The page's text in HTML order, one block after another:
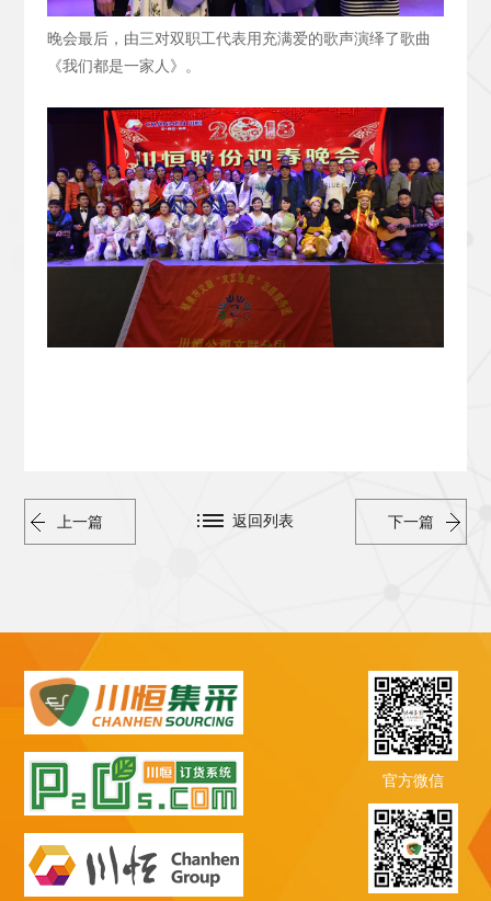
晚会最后，由三对双职工代表用充满爱的歌声演绎了歌曲
《我们都是一家人》。
上一篇 下一篇
返回列表
官方微信